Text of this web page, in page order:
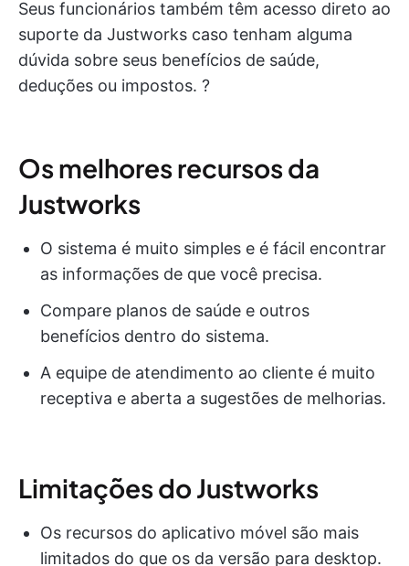
Seus funcionários também têm acesso direto ao
suporte da Justworks caso tenham alguma
dúvida sobre seus benefícios de saúde,
deduções ou impostos. ?
Os melhores recursos da
Justworks
O sistema é muito simples e é fácil encontrar
as informações de que você precisa.
Compare planos de saúde e outros
benefícios dentro do sistema.
A equipe de atendimento ao cliente é muito
receptiva e aberta a sugestões de melhorias.
Limitações do Justworks
Os recursos do aplicativo móvel são mais
limitados do que os da versão para desktop.